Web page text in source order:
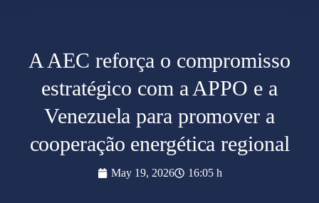
A AEC reforça o compromisso
estratégico com a APPO e a
Venezuela para promover a
cooperação energética regional
May 19, 2026 16:05 h